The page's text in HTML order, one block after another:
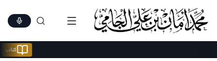
Skip
content